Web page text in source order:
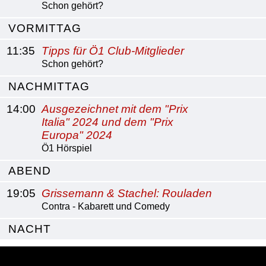
Schon gehört?
VORMITTAG
11:35
Tipps für Ö1 Club-Mitglieder
Schon gehört?
NACHMITTAG
14:00 Ausgezeichnet mit dem "Prix
Italia" 2024 und dem "Prix
Europa" 2024
Ö1 Hörspiel
ABEND
19:05 Grissemann & Stachel: Rouladen
Contra - Kabarett und Comedy
NACHT